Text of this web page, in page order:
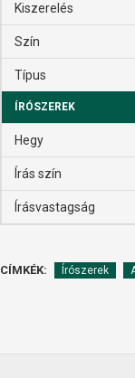
Kiszerelés
Szín
Típus
ÍRÓSZEREK
Hegy
Írás szín
Írásvastagság
CÍMKÉK: Írószerek